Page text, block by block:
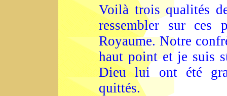
Voilà trois qualités
ressembler sur
Royaume. Notre
haut point et je suis
Dieu lui ont été
quittés.